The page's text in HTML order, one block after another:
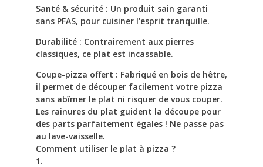
Santé & sécurité : Un produit sain garanti
sans PFAS, pour cuisiner l'esprit tranquille.
Durabilité : Contrairement aux pierres
classiques, ce plat est incassable.
Coupe-pizza offert : Fabriqué en bois de hêtre,
il permet de découper facilement votre pizza
sans abîmer le plat ni risquer de vous couper.
Les rainures du plat guident la découpe pour
des parts parfaitement égales ! Ne passe pas
au lave-vaisselle.
Comment utiliser le plat à pizza ?
1.